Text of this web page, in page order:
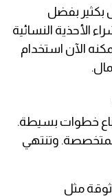
بكثير بفضل
الأحذية النسائية
الآن استخدام
خطوات بسيطة.
المتخصصة. وتنتهي
مثل